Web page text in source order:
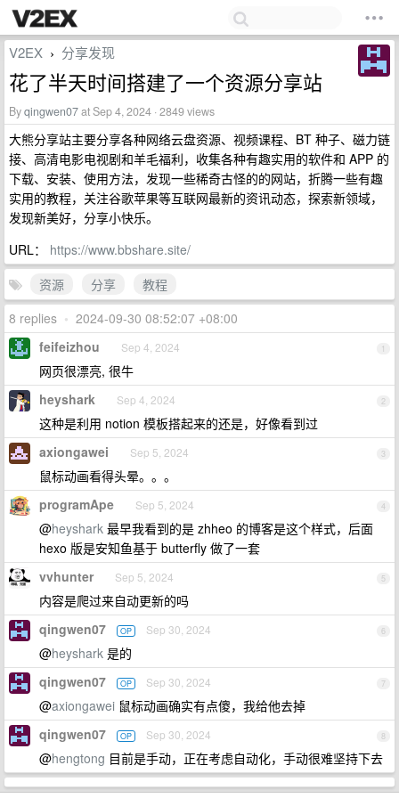
V2EX › 分享发现
花了半天时间搭建了一个资源分享站
Byqingwen07at Sep 4, 2024 · 2849 views
大熊分享站主要分享各种网络云盘资源、视频课程、BT 种子、磁力链
接、高清电影电视剧和羊毛福利，收集各种有趣实用的软件和 APP 的
下载、安装、使用方法，发现一些稀奇古怪的的网站，折腾一些有趣
实用的教程，关注谷歌苹果等互联网最新的资讯动态，探索新领域，
发现新美好，分享小快乐。
URL： https://www.bbshare.site/
资源
分享
教程
8 replies • 2024-09-30 08:52:07 +08:00
1
feifeizhou Sep 4, 2024
网页很漂亮, 很牛
2
heyshark Sep 4, 2024
这种是利用 notion 模板搭起来的还是，好像看到过
3
axiongawei Sep 5, 2024
鼠标动画看得头晕。。。
4
programApe Sep 5, 2024
@heyshark 最早我看到的是 zhheo 的博客是这个样式，后面
hexo 版是安知鱼基于 butterfly 做了一套
5
vvhunter Sep 5, 2024
内容是爬过来自动更新的吗
6
qingwen07 OP Sep 30, 2024
@heyshark 是的
7
qingwen07 OP Sep 30, 2024
@axiongawei 鼠标动画确实有点傻，我给他去掉
8
qingwen07 OP Sep 30, 2024
@hengtong 目前是手动，正在考虑自动化，手动很难坚持下去